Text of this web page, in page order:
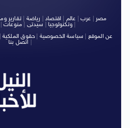
مصر عرب عالم اقتصاد رياضة |تقارير
وتكنولوجيا| سيدتى منوعات
|
عن الموقع
سياسة الخصوصية حقوق الملكية
اتصل بنا